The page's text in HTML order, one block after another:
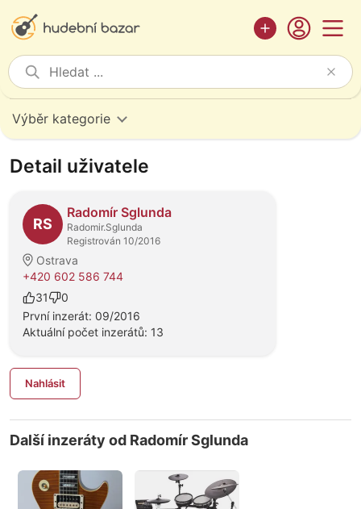
Výběr kategorie
Detail uživatele
RS
Radomír Sglunda
Radomir.Sglunda
Registrován 10/2016
Ostrava
+420 602 586 744
31
0
První inzerát: 09/2016
Aktuální počet inzerátů: 13
Nahlásit
Další inzeráty od Radomír Sglunda